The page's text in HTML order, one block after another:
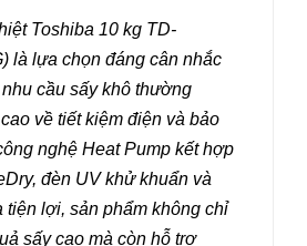
Toshiba 10 kg TD-
là lựa chọn đáng cân nhắc
cầu sấy khô thường
về tiết kiệm điện và bảo
nghệ Heat Pump kết hợp
đèn UV khử khuẩn và
tiện lợi, sản phẩm không chỉ
sấy cao mà còn hỗ trợ